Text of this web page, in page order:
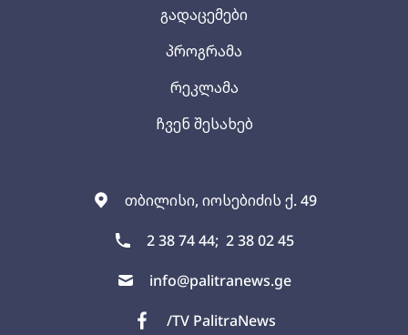
თბილისი, იოსებიძის ქ. 49
2 38 74 44; 2 38 02 45
info@palitranews.ge
/TV PalitraNews
გადაცემები
პროგრამა
რეკლამა
ჩვენ შესახებ